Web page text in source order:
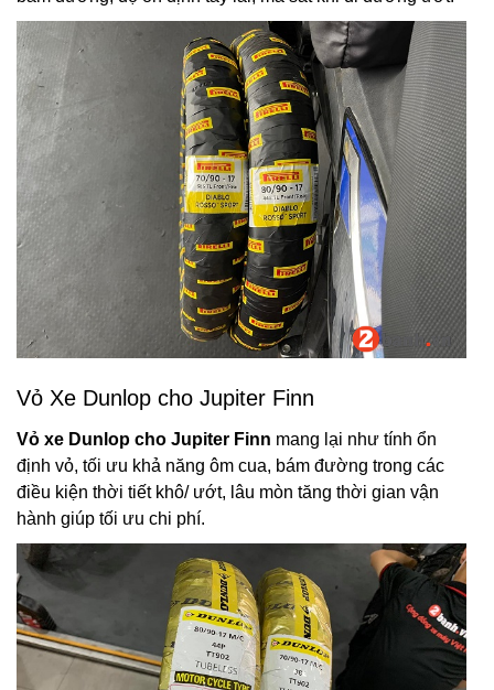
Vỏ Xe Dunlop cho Jupiter Finn
Vỏ xe Dunlop cho Jupiter Finn mang lại như tính ổn
định vỏ, tối ưu khả năng ôm cua, bám đường trong các
điều kiện thời tiết khô/ ướt, lâu mòn tăng thời gian vận
hành giúp tối ưu chi phí.